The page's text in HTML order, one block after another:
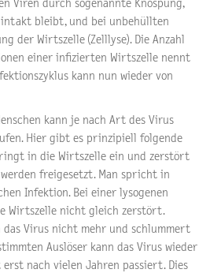
Viren durch sogenannte Knospung,
bleibt, und bei unbehüllten
der Wirtszelle (Zelllyse). Die Anzahl
einer infizierten Wirtszelle nennt
kann nun wieder von
kann je nach Art des Virus
Hier gibt es prinzipiell folgende
in die Wirtszelle ein und zerstört
freigesetzt. Man spricht in
Infektion. Bei einer lysogenen
Wirtszelle nicht gleich zerstört.
Virus nicht mehr und schlummert
Auslöser kann das Virus wieder
nach vielen Jahren passiert. Dies